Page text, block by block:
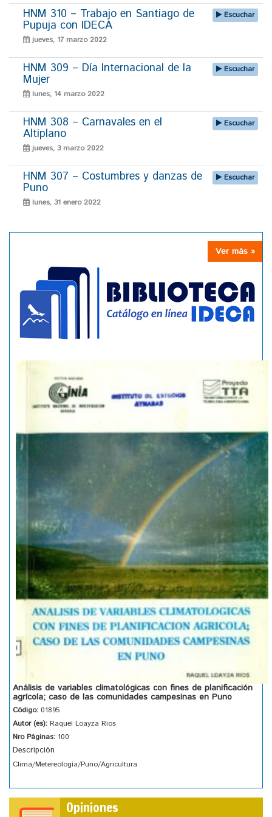
HNM 310 – Trabajo en Santiago de
Pupuja con IDECA
jueves, 17 marzo 2022
Escuchar
HNM 309 – Día Internacional de la
Mujer
lunes, 14 marzo 2022
Escuchar
HNM 308 – Carnavales en el
Altiplano
jueves, 3 marzo 2022
Escuchar
HNM 307 – Costumbres y danzas de
Puno
lunes, 31 enero 2022
Escuchar
Ver más »
Análisis de variables climatológicas con fines de planificación
agrícola; caso de las comunidades campesinas en Puno
Código: 01895
Autor (es): Raquel Loayza Rios
Nro Páginas: 100
Descripción
Clima/Metereología/Puno/Agricultura
Opiniones